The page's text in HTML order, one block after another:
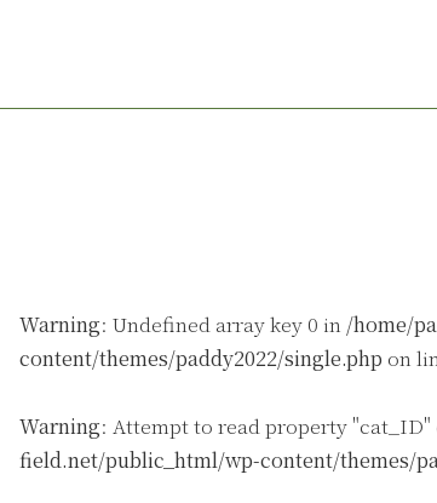
Warning: Undefined array key 0 in /home/
content/themes/paddy2022/single.php on
Warning: Attempt to read property "cat_ID"
field.net/public_html/wp-content/themes/